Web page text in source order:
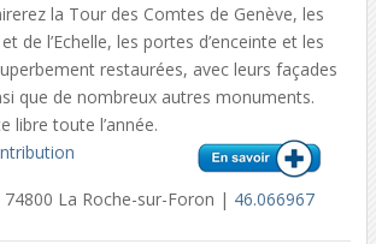
la Tour des Comtes de Genève, les
de l’Echelle, les portes d’enceinte et les
restaurées, avec leurs façades
que de nombreux autres monuments.
libre toute l’année.
74800 La Roche-sur-Foron | 46.066967